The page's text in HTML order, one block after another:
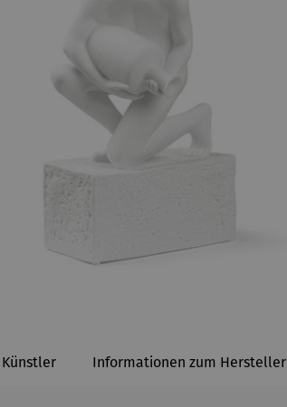
Informationen zum Hersteller